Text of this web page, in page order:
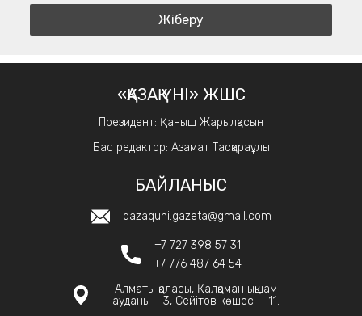
«ҚАЗАҚ ҮНІ» ЖШС
Президент: Қаныш Жарылқасын
Бас редактор: Азамат Тасқараұлы
БАЙЛАНЫС
qazaquni.gazeta@gmail.com
+7 727 398 57 31
+7 776 487 64 54
Алматы қаласы, Қалқаман ықшам
ауданы – 3, Сейітов көшесі – 11.